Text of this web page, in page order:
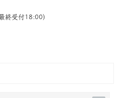
終受付18:00)